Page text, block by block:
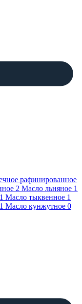
рафинированное
2 Масло льняное 1
1 Масло тыквенное 1
1 Масло кунжутное 0